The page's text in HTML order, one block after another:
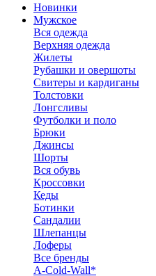
Новинки
Мужское
Вся одежда
Верхняя одежда
Жилеты
Рубашки и овершоты
Свитеры и кардиганы
Толстовки
Лонгсливы
Футболки и поло
Брюки
Джинсы
Шорты
Вся обувь
Кроссовки
Кеды
Ботинки
Сандалии
Шлепанцы
Лоферы
Все бренды
A-Cold-Wall*